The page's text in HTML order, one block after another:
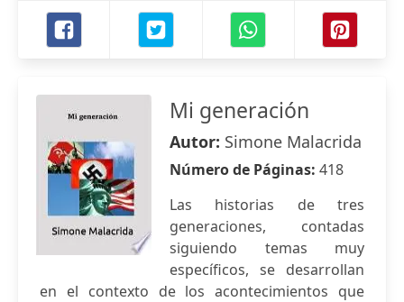
Mi generación
Autor: Simone Malacrida
Número de Páginas: 418
Las historias de tres
generaciones, contadas
siguiendo temas muy
específicos, se desarrollan
en el contexto de los acontecimientos que